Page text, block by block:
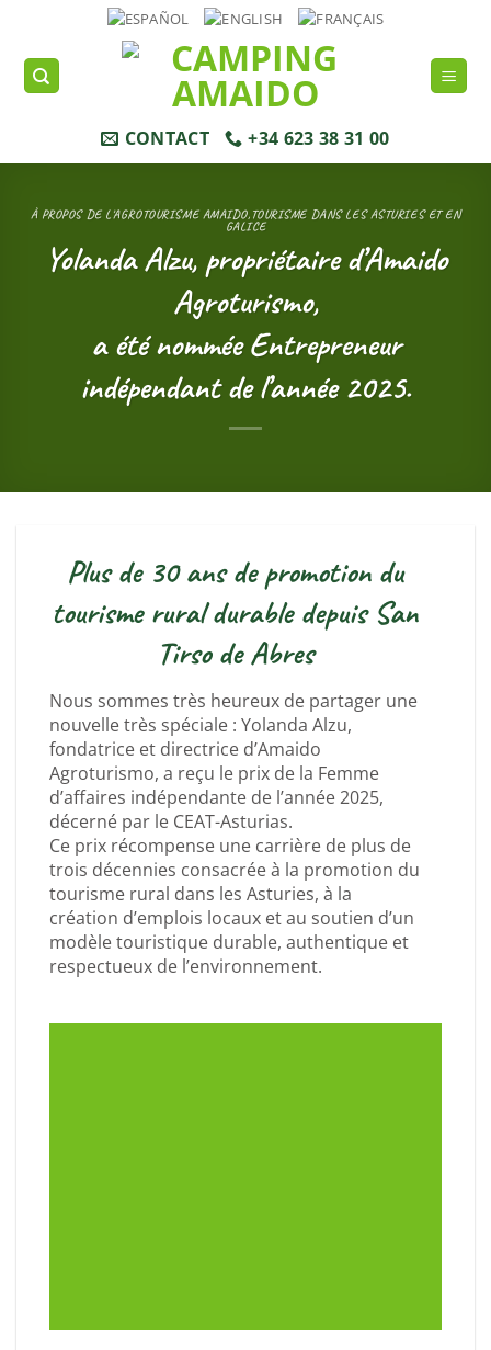
contenu
CONTACT +34 623 38 31 00
À PROPOS DE L'AGROTOURISME AMAIDO, TOURISME DANS LES ASTURIES ET EN
GALICE
Yolanda Alzu, propriétaire d’Amaido
Agroturismo,
a été nommée Entrepreneur
indépendant de l’année 2025.
Plus de 30 ans de promotion du
tourisme rural durable depuis San
Tirso de Abres
Nous sommes très heureux de partager une
nouvelle très spéciale : Yolanda Alzu,
fondatrice et directrice d’Amaido
Agroturismo, a reçu le prix de la Femme
d’affaires indépendante de l’année 2025,
décerné par le CEAT-Asturias.
Ce prix récompense une carrière de plus de
trois décennies consacrée à la promotion du
tourisme rural dans les Asturies, à la
création d’emplois locaux et au soutien d’un
modèle touristique durable, authentique et
respectueux de l’environnement.